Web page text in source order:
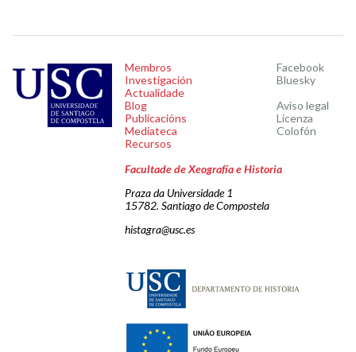
Membros
Investigación
Actualidade
Blog
Publicacións
Mediateca
Recursos
Facebook
Bluesky
Aviso legal
Licenza
Colofón
Facultade de Xeografía e Historia
Praza da Universidade 1
15782. Santiago de Compostela
histagra@usc.es